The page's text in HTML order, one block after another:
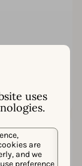
uses
are
and we
preference